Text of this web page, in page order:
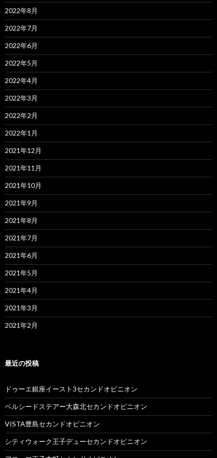
2022年8月
2022年7月
2022年6月
2022年5月
2022年4月
2022年3月
2022年2月
2022年1月
2021年12月
2021年11月
2021年10月
2021年9月
2021年8月
2021年7月
2021年6月
2021年5月
2021年4月
2021年3月
2021年2月
最近の投稿
ドゥーエ銀座イースト3セカンドオピニオン
ベルシードステアー大森北セカンドオピニオン
VISTA豊島セカンドオピニオン
シティウォーク王子デューセカンドオピニオン